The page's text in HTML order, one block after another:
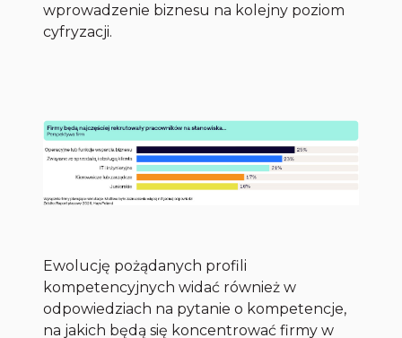
wprowadzenie biznesu na kolejny poziom
cyfryzacji.
Ewolucję pożądanych profili
kompetencyjnych widać również w
odpowiedziach na pytanie o kompetencje,
na jakich będą się koncentrować firmy w